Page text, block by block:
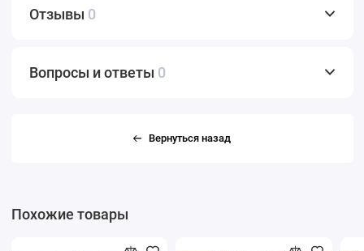
Отзывы 0
Вопросы и ответы 0
Вернуться назад
Похожие товары